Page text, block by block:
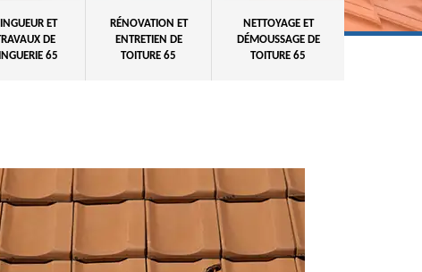
ET
DE
65
RÉNOVATION ET
ENTRETIEN DE
TOITURE 65
NETTOYAGE ET
DÉMOUSSAGE DE
TOITURE 65